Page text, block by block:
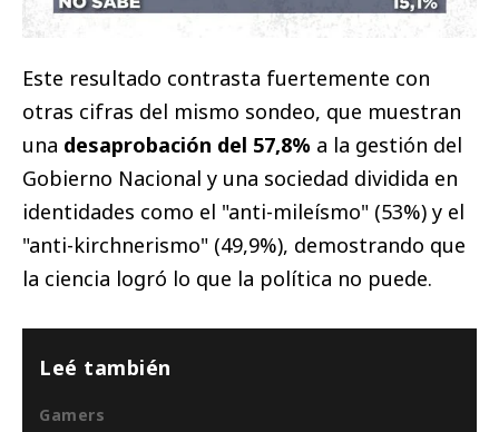
Este resultado contrasta fuertemente con
otras cifras del mismo sondeo, que muestran
una desaprobación del 57,8% a la gestión del
Gobierno Nacional y una sociedad dividida en
identidades como el "anti-mileísmo" (53%) y el
"anti-kirchnerismo" (49,9%), demostrando que
la ciencia logró lo que la política no puede.
Leé también
Gamers